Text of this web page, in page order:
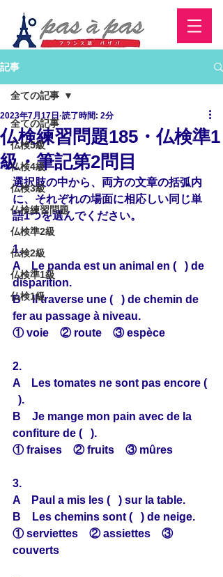
記事
全ての記事
仏検5級
仏検4級
仏検3級
仏検練習問題
仏検準2級
仏検2級
仏検準1級
仏検1級
全ての記事
仏検練習問題185・仏検準1
級・筆記第2問目
2023年7月17日 読了時間: 2分
選択肢の中から、両方の文章の括弧内
に、それぞれの場面に相応しい同じ単
語1つを選んでください。
1.
A　Le panda est un animal en (   ) de
disparition.
B　Il traverse une (   ) de chemin de
fer au passage à niveau.
① voie　② route　③ espèce
2.
A　Les tomates ne sont pas encore (
  ).
B　Je mange mon pain avec de la
confiture de (   ).
① fraises　② fruits　③ mûres
3.
A　Paul a mis les (   ) sur la table.
B　Les chemins sont (   ) de neige.
① serviettes　② assiettes　③
couverts